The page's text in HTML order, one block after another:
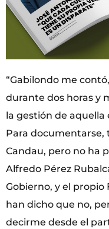
“Gabilondo me
durante dos horas y
la gestión de aquella
Para documentarse,
Candau, pero no ha
Alfredo Pérez
Gobierno, y el propio
han dicho que no,
decirme desde el